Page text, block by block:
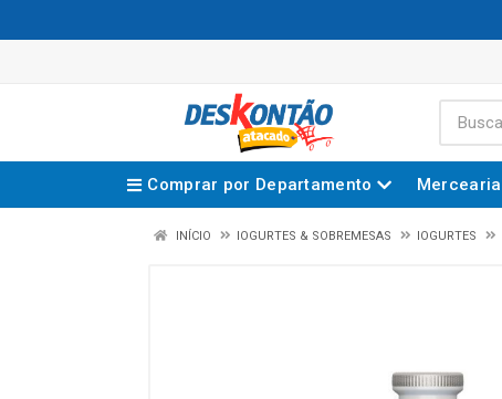
Comprar por Departamento Mercearia
INÍCIO IOGURTES & SOBREMESAS IOGURTES